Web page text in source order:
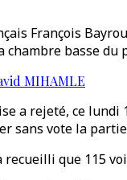
François
basse du
MIHAMLE
a rejeté, ce
sans vote la
recueilli que 115